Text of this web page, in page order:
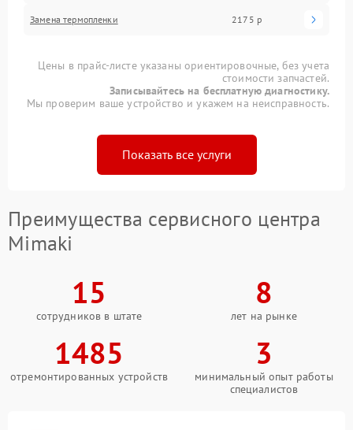
Замена термопленки 2175 р
Цены в прайс-листе указаны ориентировочные, без учета
стоимости запчастей.
Записывайтесь на бесплатную диагностику.
Мы проверим ваше устройство и укажем на неисправность.
Показать все услуги
Преимущества сервисного центра
Mimaki
15
сотрудников в штате
8
лет на рынке
1485
отремонтированных устройств
3
минимальный опыт работы
специалистов